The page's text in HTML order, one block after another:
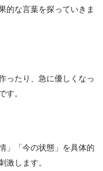
的な言葉を探っていきま
ったり、急に優しくなっ
す。
」「今の状態」を具体的
激します。